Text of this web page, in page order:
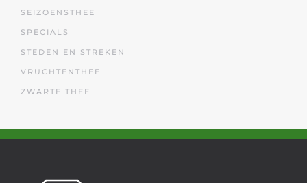
SEIZOENSTHEE
SPECIALS
STEDEN EN STREKEN
VRUCHTENTHEE
ZWARTE THEE